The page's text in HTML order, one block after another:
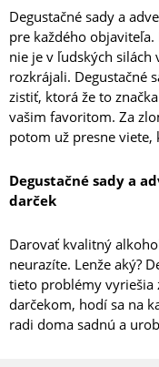
Degustačné sady a
pre každého
nie je v ľudských silách
rozkrájali. Degustačné
zistiť, ktorá že to
vašim favoritom. Za
potom už presne
Degustačné sady a
darček
Darovať kvalitný
neurazíte. Lenže aký?
tieto problémy vyriešia
darčekom, hodí sa na
radi doma sadnú a